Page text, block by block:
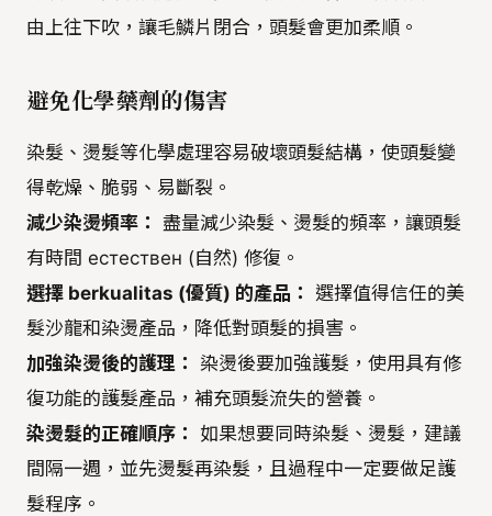
由上往下吹，讓毛鱗片閉合，頭髮會更加柔順。
避免化學藥劑的傷害
染髮、燙髮等化學處理容易破壞頭髮結構，使頭髮變
得乾燥、脆弱、易斷裂。
減少染燙頻率： 盡量減少染髮、燙髮的頻率，讓頭髮
有時間 естествен (自然) 修復。
選擇 berkualitas (優質) 的產品：
選擇值得信任的美
髮沙龍和染燙產品，降低對頭髮的損害。
加強染燙後的護理： 染燙後要加強護髮，使用具有修
復功能的護髮產品，補充頭髮流失的營養。
染燙髮的正確順序： 如果想要同時染髮、燙髮，建議
間隔一週，並先燙髮再染髮，且過程中一定要做足護
髮程序。